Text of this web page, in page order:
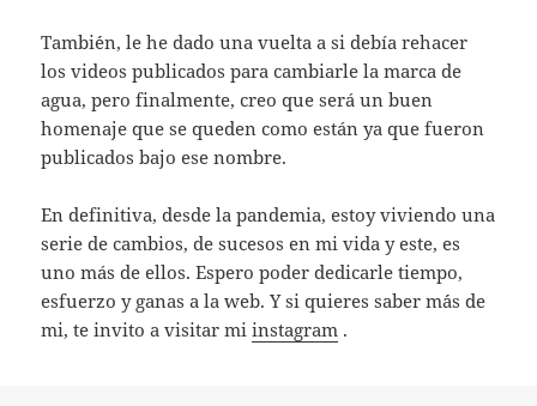
Tambi´´en, le he dado una vuelta a si debía rehacer
los videos publicados para cambiarle la marca de
agua, pero finalmente, creo que será un buen
homenaje que se queden como están ya que fueron
publicados bajo ese nombre.
En definitiva, desde la pandemia, estoy viviendo una
serie de cambios, de sucesos en mi vida y este, es
uno más de ellos. Espero poder dedicarle tiempo,
esfuerzo y ganas a la web. Y si quieres saber m´´as de
mi, te invito a visitar miinstagram .